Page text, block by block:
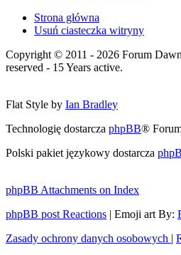
Strona główna
Usuń ciasteczka witryny
Copyright © 2011 - 2026 Forum
reserved - 15 Years active.
Flat Style by Ian Bradley
Technologię dostarcza phpBB®
Polski pakiet językowy dostarcza
phpBB Attachments on Index
phpBB post Reactions | Emoji art By:
Zasady ochrony danych osobowych |